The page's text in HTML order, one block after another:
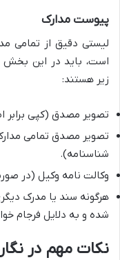
پیوست مدارک
لیستی دقیق از تمامی
است، باید در این بخش
زیر هستند:
تصویر مصدق (کپی برابر
تصویر مصدق تمامی
شناسنامه).
وکالت نامه وکیل (در
هرگونه سند یا مدرک
شده و به دلایل فرجام
نکات مهم در